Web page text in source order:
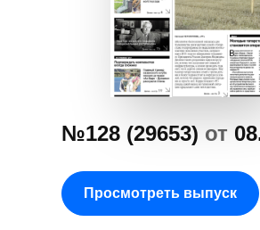
№128 (29653) от
Просмотреть выпуск